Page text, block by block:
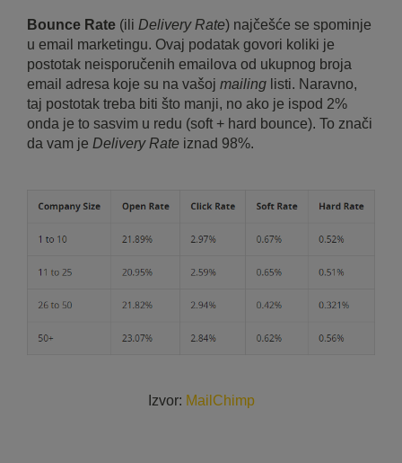
Bounce Rate (ili Delivery Rate) najčešće se spominje
u email marketingu. Ovaj podatak govori koliki je
postotak neisporučenih emailova od ukupnog broja
email adresa koje su na vašoj mailing listi. Naravno,
taj postotak treba biti što manji, no ako je ispod 2%
onda je to sasvim u redu (soft + hard bounce). To znači
da vam je Delivery Rate iznad 98%.
Izvor: MailChimp